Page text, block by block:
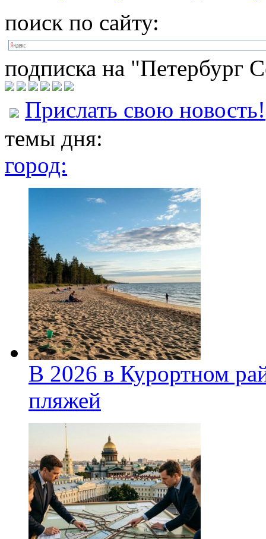
поиск по сайту:
подписка на "Петербург
Прислать свою новость!
темы дня:
город:
В 2026 в Курортном
пляжей